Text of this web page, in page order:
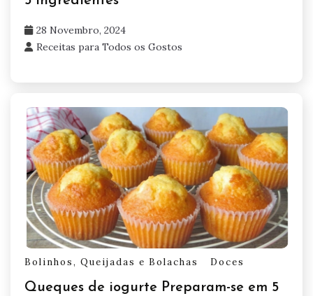
28 Novembro, 2024
Receitas para Todos os Gostos
Bolinhos, Queijadas e Bolachas Doces
Queques de iogurte Preparam-se em 5